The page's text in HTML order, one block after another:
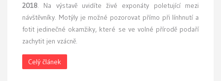
2018. Na výstavě uvidíte živé exponáty poletující mezi
návštěvníky. Motýly je možné pozorovat přímo při línhnutí a
fotit jedinečné okamžiky, které se ve volné přírodě podaří
zachytit jen vzácně.
Celý článek